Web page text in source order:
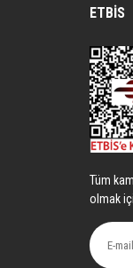
ETBİS
Tüm
olmak